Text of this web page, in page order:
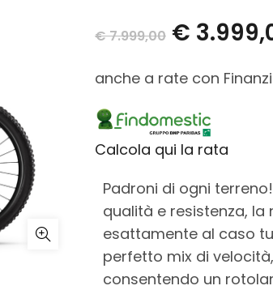
€7.999,00 €
anche a rate con
Calcola qui la rata
Padroni di ogni
qualità e resistenza, la
esattamente al caso
perfetto mix di
consentendo un